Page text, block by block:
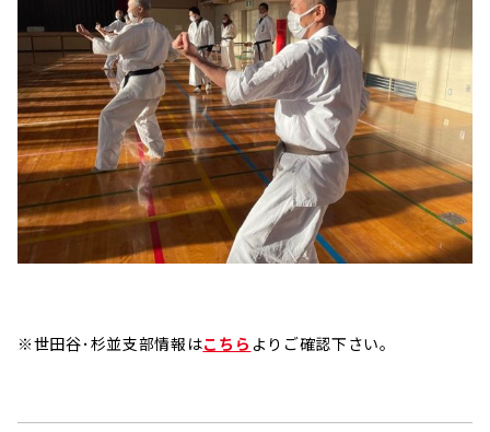
※世田谷･杉並支部情報はこちら よりご確認下さい。